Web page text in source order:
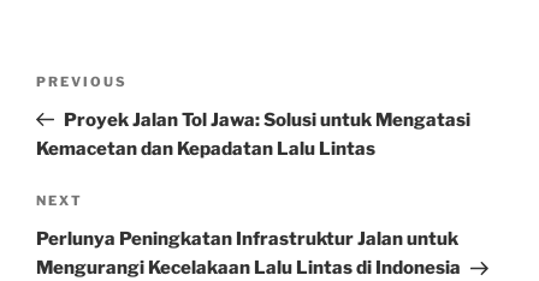
Previous
Post
PREVIOUS
Proyek Jalan Tol Jawa: Solusi untuk Mengatasi
Kemacetan dan Kepadatan Lalu Lintas
Next
Post
NEXT
Perlunya Peningkatan Infrastruktur Jalan untuk
Mengurangi Kecelakaan Lalu Lintas di Indonesia